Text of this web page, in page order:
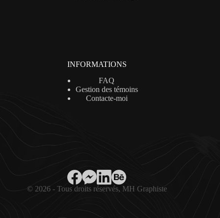
INFORMATIONS
FAQ
Gestion des témoins
Contacte-moi
© 2026 - Tous droits réservés, MH Graphiste